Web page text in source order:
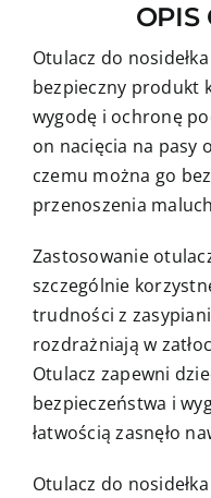
velvetem
brudny
OPIS
Otulacz do
bezpieczny produkt
wygodę i ochronę
on nacięcia na pasy
czemu można go
przenoszenia
Zastosowanie
szczególnie
trudności z
rozdrażniają w
Otulacz zapewni
bezpieczeństwa i
łatwością zasnęło
Otulacz do